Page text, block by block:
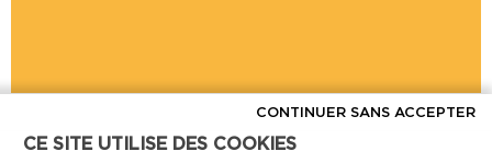
Voir toutes les actus
CE SITE UTILISE DES COOKIES
CONTINUER SANS ACCEPTER